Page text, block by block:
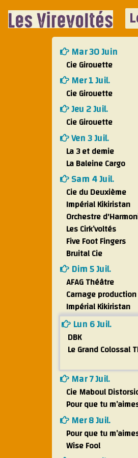
Mar 30 Juin
Cie Girouette
Mer 1 Juil.
Cie Girouette
Jeu 2 Juil.
Cie Girouette
Ven 3 Juil.
La 3 et demie
La Baleine Cargo
Sam 4 Juil.
Cie du Deuxième
Impérial Kikiristan
Orchestre
Les Cirk’voltés
Five Foot Fingers
Bruital Cie
Dim 5 Juil.
AFAG Théâtre
Carnage production
Impérial Kikiristan
Lun 6 Juil.
DBK
Le Grand Colossal
Mar 7 Juil.
Cie Maboul
Pour que tu
Mer 8 Juil.
Pour que tu
Wise Fool